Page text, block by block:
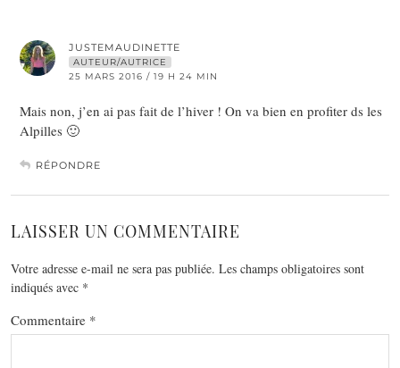
JUSTEMAUDINETTE
AUTEUR/AUTRICE
25 MARS 2016 / 19 H 24 MIN
Mais non, j’en ai pas fait de l’hiver ! On va bien en profiter ds les
Alpilles 🙂
RÉPONDRE
LAISSER UN COMMENTAIRE
Votre adresse e-mail ne sera pas publiée. Les champs obligatoires sont
indiqués avec *
Commentaire *